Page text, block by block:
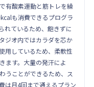
有酸素運動と筋トレを繰
も消費できるプログラ
れているため、飽きずに
ジオ内ではカラダを芯か
用しているため、柔軟性
ます。大量の発汗によ
うことができるため、ス
は月4回まで通えるプラン